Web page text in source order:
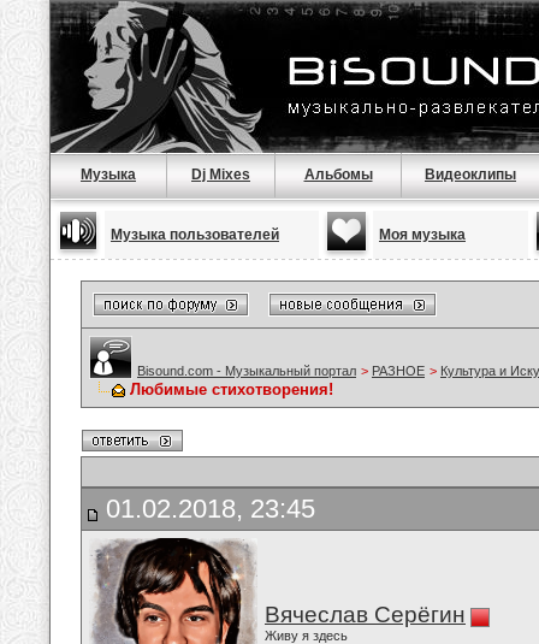
Музыка Dj Mixes Альбомы Видеоклипы
Музыка пользователей Моя музыка
Bisound.com - Музыкальный портал > РАЗНОЕ > Культура и
Любимые стихотворения!
01.02.2018, 23:45
Вячеслав Серёгин
Живу я здесь